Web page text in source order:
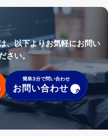
、以下よりお気軽にお問い
さい。
簡単3分で問い合わせ
お問い合わせ